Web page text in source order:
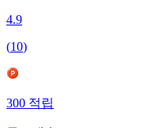
4.9
(10)
300 적립